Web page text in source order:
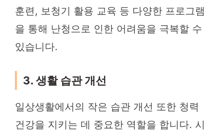
훈련, 보청기 활용 교육 등 다양한 프로그램
을 통해 난청으로 인한 어려움을 극복할 수
있습니다.
3. 생활 습관 개선
일상생활에서의 작은 습관 개선 또한 청력
건강을 지키는 데 중요한 역할을 합니다. 시